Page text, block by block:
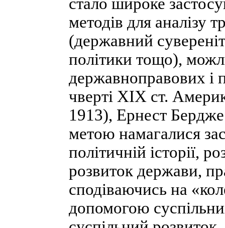
методів для аналізу
(державний
політики тощо),
державноправових і
чверті XIX ст.
1913), Ернест
метою намагалися
політичній історії,
розвиток держави,
сподіваючись на
допомогою